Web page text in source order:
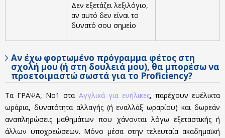
Δεν εξετάζει λεξιλόγιο,
αν αυτό δεν είναι το
δυνατό σου σημείο
Αν έχω φορτωμένο πρόγραμμα φέτος στη
σχολή μου (ή στη δουλειά μου), θα μπορέσω να
προετοιμαστώ σωστά για το Proficiency?
Τα ΓΡΑΨΑ, Νο1 στα Αγγλικά για ενήλικες, παρέχουν ευέλικτα
ωράρια, δυνατότητα αλλαγής (ή εναλλάξ ωραρίου) και δωρεάν
αναπληρώσεις μαθημάτων που χάνονται λόγω εξεταστικής ή
άλλων υποχρεώσεων. Μόνο μέσα στην τελευταία ακαδημαϊκή